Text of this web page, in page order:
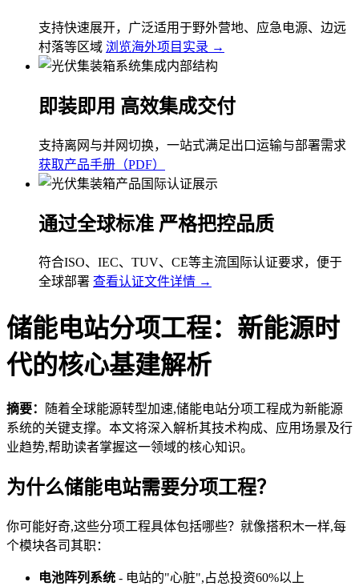
支持快速展开，广泛适用于野外营地、应急电源、边远
村落等区域 浏览海外项目实录 →
即装即用 高效集成交付
支持离网与并网切换，一站式满足出口运输与部署需求
获取产品手册（PDF）
通过全球标准 严格把控品质
符合ISO、IEC、TUV、CE等主流国际认证要求，便于
全球部署 查看认证文件详情 →
储能电站分项工程：新能源时
代的核心基建解析
摘要：
随着全球能源转型加速,储能电站分项工程成为新能源
系统的关键支撑。本文将深入解析其技术构成、应用场景及行
业趋势,帮助读者掌握这一领域的核心知识。
为什么储能电站需要分项工程？
你可能好奇,这些分项工程具体包括哪些？就像搭积木一样,每
个模块各司其职：
电池阵列系统 - 电站的"心脏",占总投资60%以上